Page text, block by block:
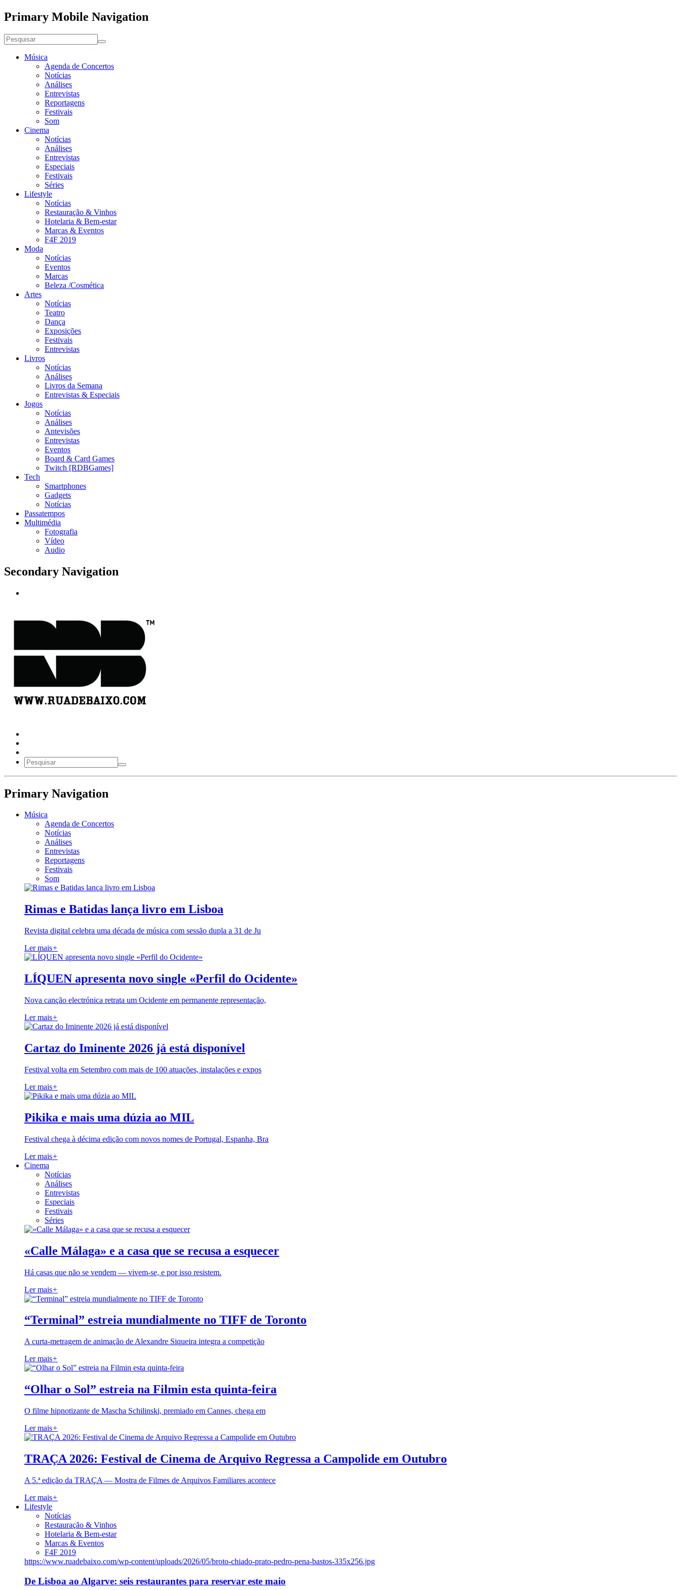
Primary Mobile Navigation
Música
Agenda de Concertos
Notícias
Análises
Entrevistas
Reportagens
Festivais
Som
Cinema
Notícias
Análises
Entrevistas
Especiais
Festivais
Séries
Lifestyle
Notícias
Restauração & Vinhos
Hotelaria & Bem-estar
Marcas & Eventos
F4F 2019
Moda
Notícias
Eventos
Marcas
Beleza /Cosmética
Artes
Notícias
Teatro
Dança
Exposições
Festivais
Entrevistas
Livros
Notícias
Análises
Livros da Semana
Entrevistas & Especiais
Jogos
Notícias
Análises
Antevisões
Entrevistas
Eventos
Board & Card Games
Twitch [RDBGames]
Tech
Smartphones
Gadgets
Notícias
Passatempos
Multimédia
Fotografia
Vídeo
Audio
Secondary Navigation
Primary Navigation
Música
Agenda de Concertos
Notícias
Análises
Entrevistas
Reportagens
Festivais
Som
Rimas e Batidas lança livro em Lisboa
Revista digital celebra uma década de música com sessão dupla a 31 de Ju
Ler mais+
LÍQUEN apresenta novo single «Perfil do Ocidente»
Nova canção electrónica retrata um Ocidente em permanente representação,
Ler mais+
Cartaz do Iminente 2026 já está disponível
Festival volta em Setembro com mais de 100 atuações, instalações e expos
Ler mais+
Pikika e mais uma dúzia ao MIL
Festival chega à décima edição com novos nomes de Portugal, Espanha, Bra
Ler mais+
Cinema
Notícias
Análises
Entrevistas
Especiais
Festivais
Séries
«Calle Málaga» e a casa que se recusa a esquecer
Há casas que não se vendem — vivem-se, e por isso resistem.
Ler mais+
“Terminal” estreia mundialmente no TIFF de Toronto
A curta-metragem de animação de Alexandre Siqueira integra a competição
Ler mais+
“Olhar o Sol” estreia na Filmin esta quinta-feira
O filme hipnotizante de Mascha Schilinski, premiado em Cannes, chega em
Ler mais+
TRAÇA 2026: Festival de Cinema de Arquivo Regressa a Campolide em Outubro
A 5.ª edição da TRAÇA — Mostra de Filmes de Arquivos Familiares acontece
Ler mais+
Lifestyle
Notícias
Restauração & Vinhos
Hotelaria & Bem-estar
Marcas & Eventos
F4F 2019
https://www.ruadebaixo.com/wp-content/uploads/2026/05/broto-chiado-prato-pedro-pena-bastos-335x256.jpg
De Lisboa ao Algarve: seis restaurantes para reservar este maio